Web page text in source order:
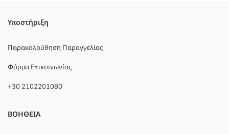
Υποστήριξη
Παρακολούθηση Παραγγελίας
Φόρμα Επικοινωνίας
+30 2102201080
ΒΟΗΘΕΙΑ